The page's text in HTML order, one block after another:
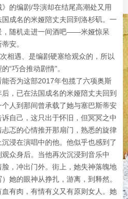
的编剧/导演却在结尾高潮处又用
国成名的米娅陪丈夫回到洛杉矶。一
，随机走进一间酒吧——米娅惊呆
安。
相遇、是编剧硬塞给观众的，所以
“巧合推动剧情”。
否为这部2017年包揽了六项奥斯
，已在法国成名的米娅陪丈夫回到
人到那间曾承载了她与塞巴斯蒂安
自己，这只出于怀旧，但冥冥之中
忑的心情推开那扇门，熟悉的旋律
浸在演唱中的他。他似乎也感到了
众身后。当他再次沉浸到音乐中
，冲出门外。街上，她失神落魄地
她的眼神从挣扎，游离，到释然。
有肉，有情有义又有原则女人。她